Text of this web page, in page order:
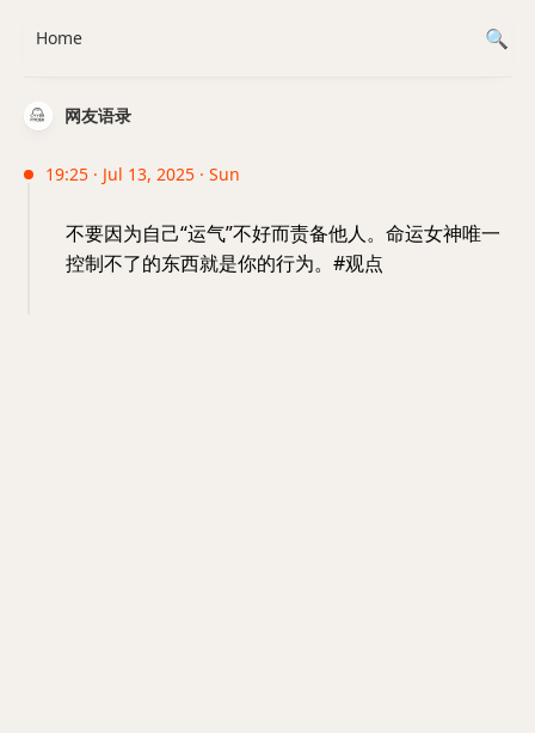
网友语录
19:25 · Jul 13, 2025 · Sun
不要因为自己“运气”不好而责备他人。命运女神唯一
控制不了的东西就是你的行为。#观点
Home